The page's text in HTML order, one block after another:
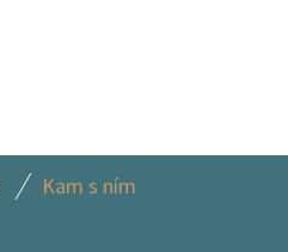
Kam s ním